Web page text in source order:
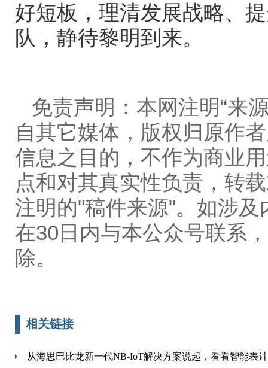
好短板，理清发展战略、
队，静待黎明到来。
免责声明：本网注明“来
自其它媒体，版权归原作
信息之目的，不作为商业
点和对其真实性负责，转
注明的"稿件来源"。如涉
在30日内与本公众号联系
除。
相关链接
从海思巴比龙新一代NB-IoT解决方案说起，看看智能表